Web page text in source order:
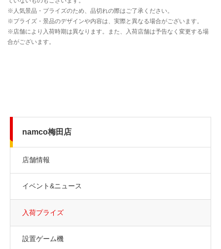
namco梅田店
店舗情報
イベント&ニュース
入荷プライズ
設置ゲーム機